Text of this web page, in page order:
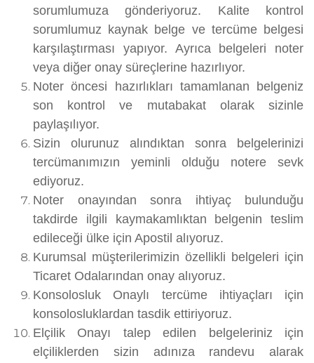
sorumlumuza gönderiyoruz. Kalite kontrol
sorumlumuz kaynak belge ve tercüme belgesi
karşılaştırması yapıyor. Ayrıca belgeleri noter
veya diğer onay süreçlerine hazırlıyor.
Noter öncesi hazırlıkları tamamlanan belgeniz
son kontrol ve mutabakat olarak sizinle
paylaşılıyor.
Sizin olurunuz alındıktan sonra belgelerinizi
tercümanımızın yeminli olduğu notere sevk
ediyoruz.
Noter onayından sonra ihtiyaç bulunduğu
takdirde ilgili kaymakamlıktan belgenin teslim
edileceği ülke için Apostil alıyoruz.
Kurumsal müşterilerimizin özellikli belgeleri için
Ticaret Odalarından onay alıyoruz.
Konsolosluk Onaylı tercüme ihtiyaçları için
konsolosluklardan tasdik ettiriyoruz.
Elçilik Onayı talep edilen belgeleriniz için
elçiliklerden sizin adınıza randevu alarak